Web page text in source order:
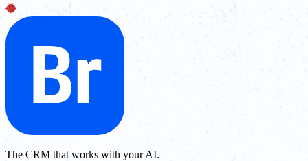
The CRM that works with your AI.